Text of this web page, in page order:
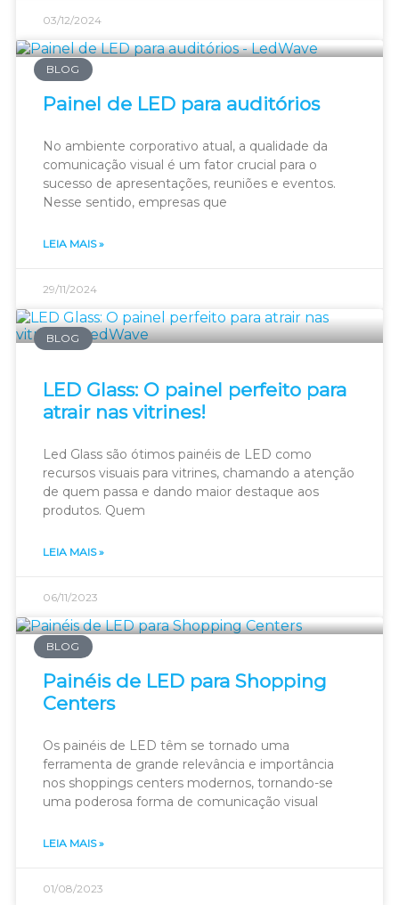
03/12/2024
BLOG
Painel de LED para auditórios
No ambiente corporativo atual, a qualidade da
comunicação visual é um fator crucial para o
sucesso de apresentações, reuniões e eventos.
Nesse sentido, empresas que
LEIA MAIS »
29/11/2024
BLOG
LED Glass: O painel perfeito para
atrair nas vitrines!
Led Glass são ótimos painéis de LED como
recursos visuais para vitrines, chamando a atenção
de quem passa e dando maior destaque aos
produtos. Quem
LEIA MAIS »
06/11/2023
BLOG
Painéis de LED para Shopping
Centers
Os painéis de LED têm se tornado uma
ferramenta de grande relevância e importância
nos shoppings centers modernos, tornando-se
uma poderosa forma de comunicação visual
LEIA MAIS »
01/08/2023